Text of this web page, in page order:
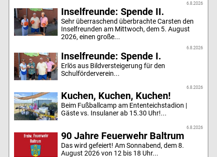
6.8.2026
Inselfreunde: Spende II.
Sehr überraschend überbrachte Carsten den
Inselfreunden am Mittwoch, dem 5. August
2026, einen große...
6.8.2026
Inselfreunde: Spende I.
Erlös aus Bildversteigerung für den
Schulförderverein...
6.8.2026
Kuchen, Kuchen, Kuchen!
Beim Fußballcamp am Ententeichstadion |
Gäste vs. Insulaner ab 15.30 Uhr!...
6.8.2026
90 Jahre Feuerwehr Baltrum
Das wird gefeiert! Am Sonnabend, dem 8.
August 2026 von 12 bis 18 Uhr...